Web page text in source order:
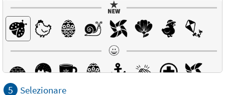
5 Selezionare